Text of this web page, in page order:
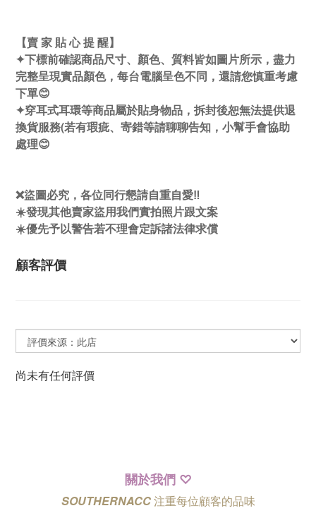
【賣 家 貼 心 提 醒】
✦下標前確認商品尺寸、顏色、質料皆如圖片所示，盡力
完整呈現實品顏色，每台電腦呈色不同，還請您慎重考慮
下單😊
✦穿耳式耳環等商品屬於貼身物品，拆封後恕無法提供退
換貨服務(若有瑕疵、寄錯等請聊聊告知，小幫手會協助
處理😊
❌盜圖必究，各位同行懇請自重自愛‼️
☀️發現其他賣家盜用我們實拍照片跟文案
☀️優先予以警告若不理會定訴諸法律求償
顧客評價
尚未有任何評價
關於我們 ♡
SOUTHERNACC注重每位顧客的品味